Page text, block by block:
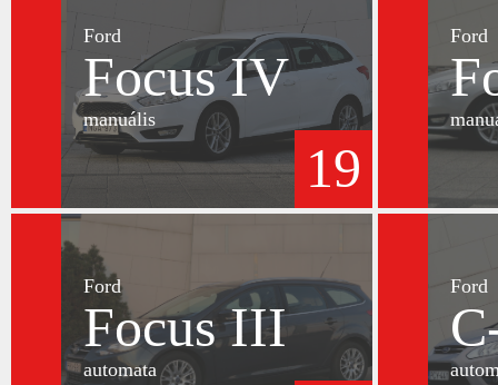
Ford
Focus IV
manuális
19
Ford
Ford
Focus III
automata
Ford